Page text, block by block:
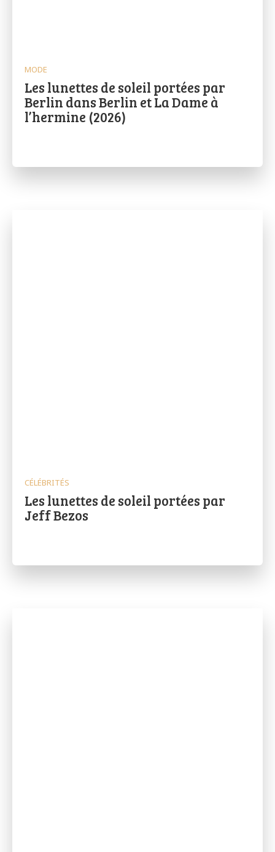
MODE
Les lunettes de soleil portées par
Berlin dans Berlin et La Dame à
l’hermine (2026)
CÉLÉBRITÉS
Les lunettes de soleil portées par
Jeff Bezos